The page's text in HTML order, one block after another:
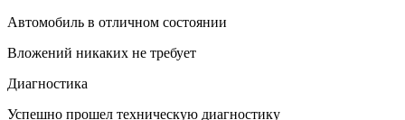
Автомобиль в отличном состоянии
Вложений никаких не требует
Диагностика
Успешно прошел техническую диагностику